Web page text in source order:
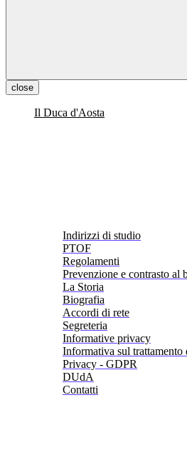
close
Il Duca d'Aosta
Indirizzi di studio
PTOF
Regolamenti
Prevenzione e contrasto al
La Storia
Biografia
Accordi di rete
Segreteria
Informative privacy
Informativa sul trattamento
Privacy - GDPR
DUdA
Contatti